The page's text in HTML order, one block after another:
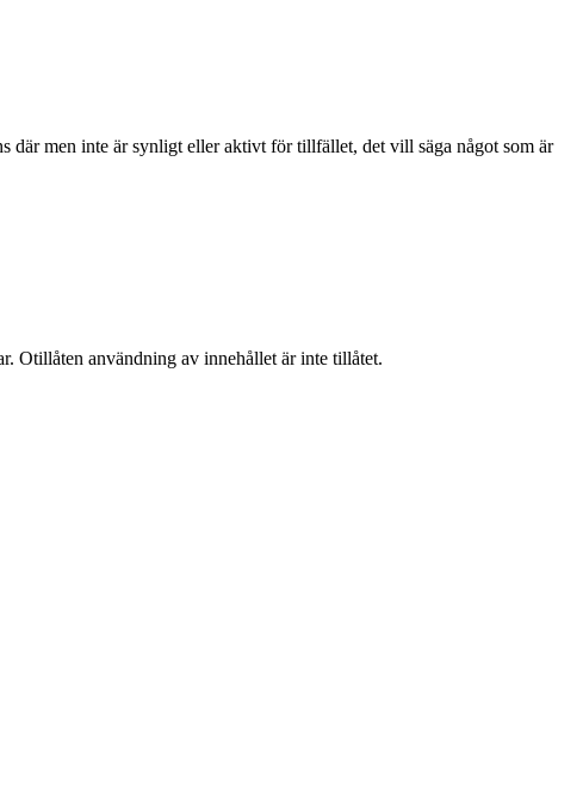
där men inte är synligt eller aktivt för tillfället, det vill säga något som är
Otillåten användning av innehållet är inte tillåtet.